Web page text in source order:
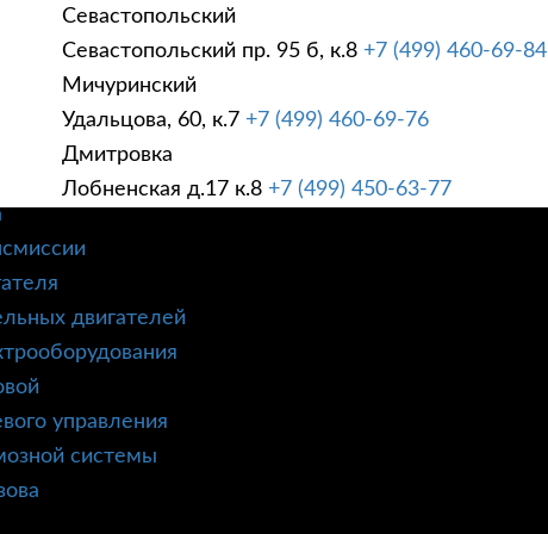
Севастопольский
Севастопольский пр. 95 б, к.8 +7 (499) 460-69-84
Мичуринский
Удальцова, 60, к.7 +7 (499) 460-69-76
Дмитровка
Лобненская д.17 к.8 +7 (499) 450-63-77
УСЛУГИ
обслуживание
двигателей
управления
системы